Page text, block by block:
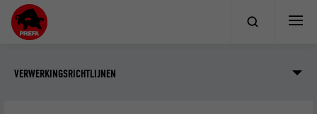
VERWERKINGSRICHTLIJNEN